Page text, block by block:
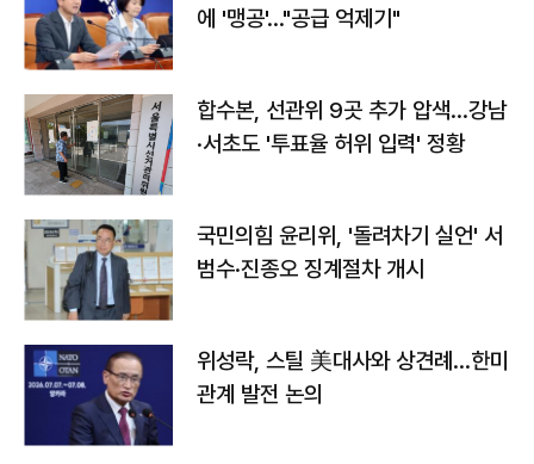
에 '맹공'…"공급 억제기"
합수본, 선관위 9곳 추가 압색…강남
·서초도 '투표율 허위 입력' 정황
국민의힘 윤리위, '돌려차기 실언' 서
범수·진종오 징계절차 개시
위성락, 스틸 美대사와 상견례…한미
관계 발전 논의